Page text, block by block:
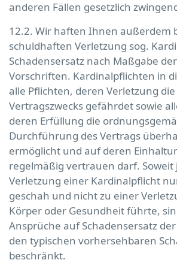
anderen Fällen gesetzlich
12.2. Wir haften Ihnen außerdem
schuldhaften Verletzung sog.
Schadensersatz nach Maßgabe
Vorschriften. Kardinalpflichten in
alle Pflichten, deren Verletzung
Vertragszwecks gefährdet sowie
deren Erfüllung die
Durchführung des Vertrags
ermöglicht und auf deren
regelmäßig vertrauen darf. Soweit
Verletzung einer Kardinalpflicht
geschah und nicht zu einer
Körper oder Gesundheit führte,
Ansprüche auf Schadensersatz
den typischen vorhersehbaren
beschränkt.